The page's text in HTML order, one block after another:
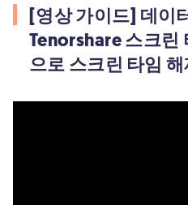
[영상 가이드] 데이
Tenorshare 스크린
으로 스크린 타임